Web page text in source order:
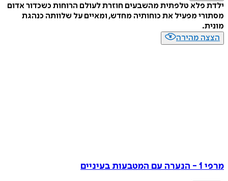
ילדת פלא טלפתית מהשבעים חוזרת לעולם הרוחות כשכדור אדום
מסתורי מפעיל את כוחותיה מחדש, ומאיים על שלוותה כנהגת
מונית.
הצצה מהירה
מרפי 1 - הנערה עם המטבעות בעיניים